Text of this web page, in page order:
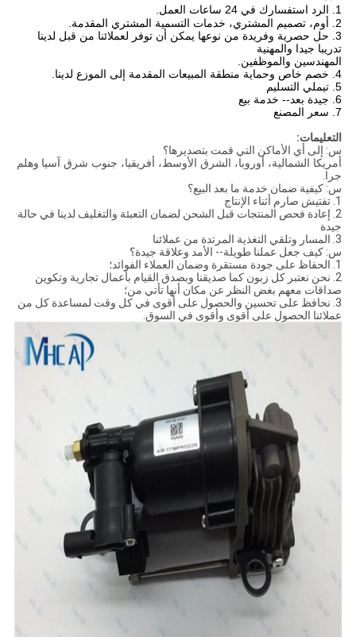
1. الرد استفسارك في 24 ساعات العمل.
2. أوم، تصميم المشتري، خدمات التسمية المشتري المقدمة.
3. حل حصرية وفريدة من نوعها يمكن أن توفر لعملائنا من قبل لدينا
تدريبا جيدا والمهنية
المهندسين والموظفين.
4. خصم خاص وحماية منطقة المبيعات المقدمة إلى الموزع لدينا.
5. تيملي التسليم
6. جيدة بعد-- خدمة بيع
7. سعر المصنع
التعليمات:
س: إلى أي الأماكن التي قمت بتصديرها؟
أمريكا الشمالية، أوروبا، الشرق الأوسط، أفريقيا، جنوب شرق آسيا وهلم
جرا.
س: كيفية ضمان خدمة ما بعد البيع؟
1. تفتيش صارم أثناء الإنتاج
2. إعادة فحص المنتجات قبل الشحن لضمان التعبئة والتغليف لدينا في حالة
جيدة
3. المسار وتلقي التغذية المرتدة من عملائنا
س: كيف جعل عملنا طويلة-- الأمد وعلاقة جيدة؟
1. الحفاظ على جودة مستقرة وضمان العملاء الفوائد؛
2. نحن نعتبر كل زبون كما صديقنا وبصدق القيام بأعمال تجارية وتكوين
صداقات معهم بغض النظر عن مكان أنها تأتي من؛
3. نحافظ على تحسين والحصول على أقوى في كل وقت لمساعدة كل من
عملائنا الحصول على أقوى وأقوى في السوق.